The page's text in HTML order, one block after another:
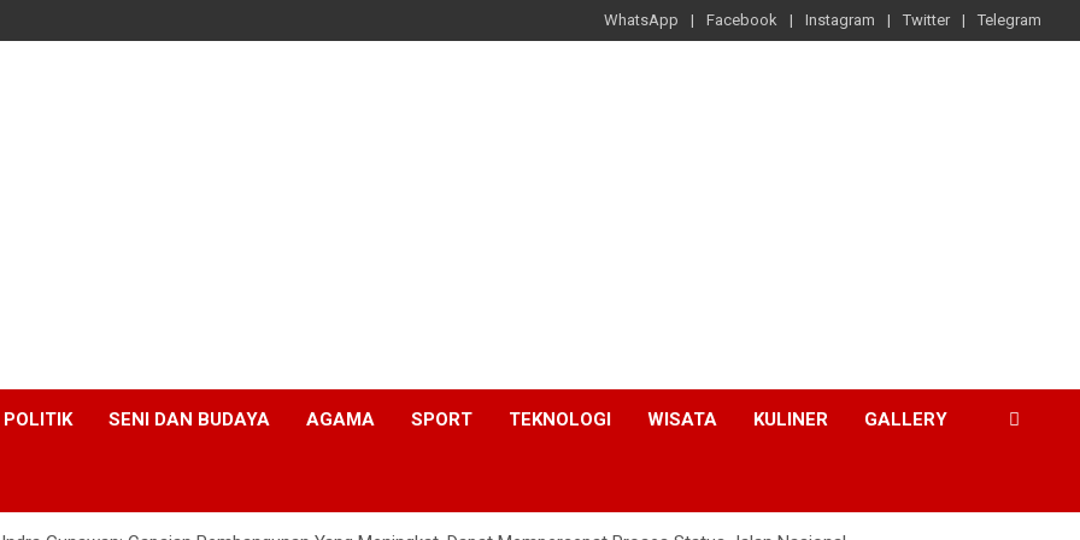
WhatsApp Facebook Instagram Twitter Telegram
POLITIK SENI DAN BUDAYA AGAMA SPORT TEKNOLOGI WISATA KULINER GALLERY